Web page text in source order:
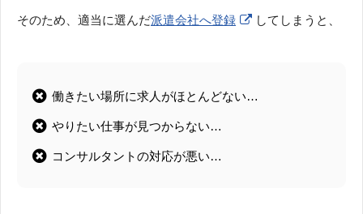
そのため、適当に選んだ派遣会社へ登録 してしまうと、
働きたい場所に求人がほとんどない…
やりたい仕事が見つからない…
コンサルタントの対応が悪い…